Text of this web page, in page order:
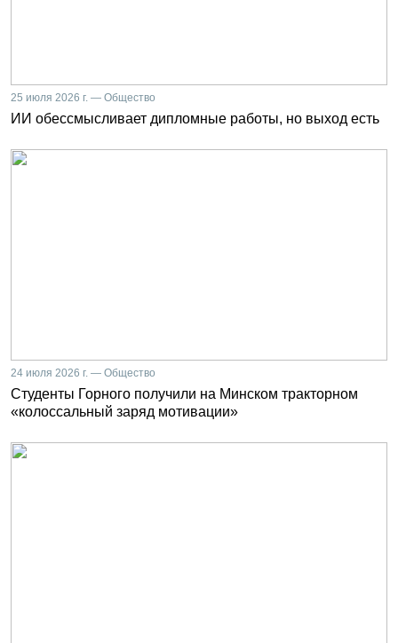
25 июля 2026 г. — Общество
ИИ обессмысливает дипломные работы, но выход есть
24 июля 2026 г. — Общество
Студенты Горного получили на Минском тракторном
«колоссальный заряд мотивации»